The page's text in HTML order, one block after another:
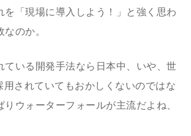
を「現場に導入しよう！」と強く思わ
のか。
ている開発手法なら日本中、いや、世
用されていてもおかしくないのではな
りウォーターフォールが主流だよね、